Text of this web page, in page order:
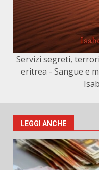
Servizi segreti,
eritrea - Sangue e
LEGGI ANCHE